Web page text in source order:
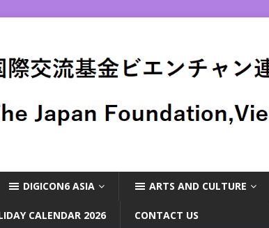
DIGICON6 ASIA ARTS AND CULTURE
CALENDAR 2026 CONTACT US